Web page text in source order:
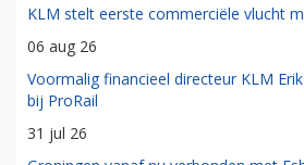
KLM stelt eerste commerciële vlucht
06 aug 26
Voormalig financieel directeur KLM
bij ProRail
31 jul 26